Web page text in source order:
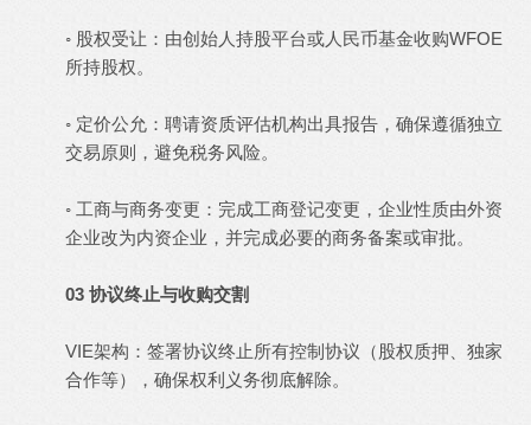
◦ 股权受让：由创始人持股平台或人民币基金收购WFOE
所持股权。
◦ 定价公允：聘请资质评估机构出具报告，确保遵循独立
交易原则，避免税务风险。
◦ 工商与商务变更：完成工商登记变更，企业性质由外资
企业改为内资企业，并完成必要的商务备案或审批。
03 协议终止与收购交割
VIE架构：签署协议终止所有控制协议（股权质押、独家
合作等），确保权利义务彻底解除。